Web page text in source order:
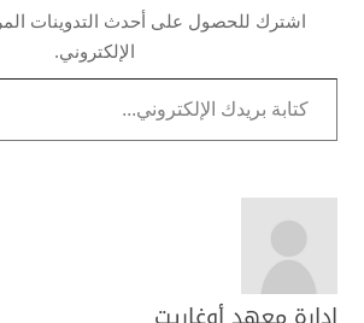
اشترك للحصول على أحدث التدوينات
الإلكتروني.
كتابة بريدك الإلكتروني...